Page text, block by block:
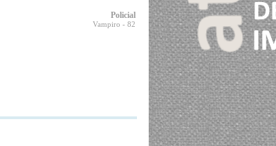
Policial
Vampiro - 82